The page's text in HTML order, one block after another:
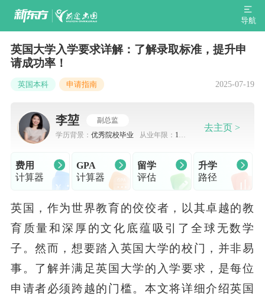
导航
英国大学入学要求详解：了解录取标准，提升申
请成功率！
英国本科 申请指南 2025-07-19
李堃
副总监
学历背景： 优秀院校毕业 从业年限： 10-
去主页 >
费用
计算器
GPA
计算器
留学
评估
升学
路径
英国，作为世界教育的佼佼者，以其卓越的教
育质量和深厚的文化底蕴吸引了全球无数学
子。然而，想要踏入英国大学的校门，并非易
事。了解并满足英国大学的入学要求，是每位
申请者必须跨越的门槛。本文将详细介绍英国